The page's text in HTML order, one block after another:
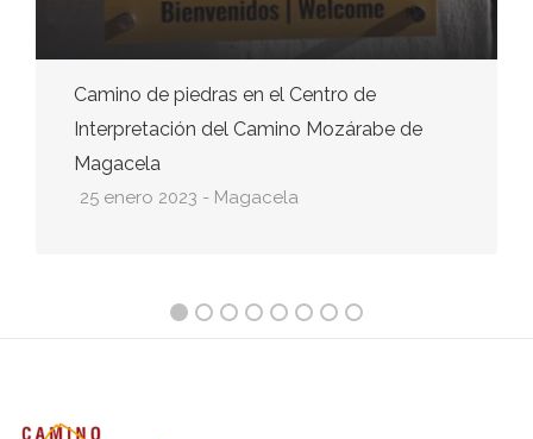
Camino de piedras en el Centro de
Interpretación del Camino Mozárabe de
Magacela
25 enero 2023 - Magacela